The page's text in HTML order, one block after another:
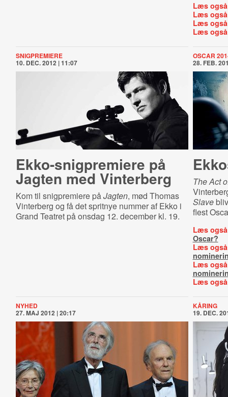
Læs
Læs
Læs
Læs
SNIGPREMIERE
10. DEC. 2012 | 11:07
Ek­ko-​snig­pre­mi­e­re på
Jagten med Vinterberg
Kom til snigpremiere påJagten, mød Thomas
Vinterberg og få det spritnye nummer af Ekko i
Grand Teatret på onsdag 12. december kl. 19.
OSCAR
28. FEB.
The Act
Slave
flest
Læs
Oscar?
Læs
Læs
Læs
NYHED
27. MAJ 2012 | 20:17
KÅRING
19. DEC.